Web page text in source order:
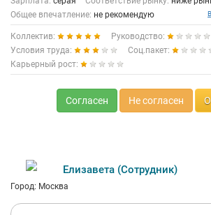
Общее впечатление: не рекомендую
Коллектив:
Руководство:
Условия труда:
Соц.пакет:
Карьерный рост:
Согласен Не согласен
Елизавета (Сотрудник)
Город: Москва